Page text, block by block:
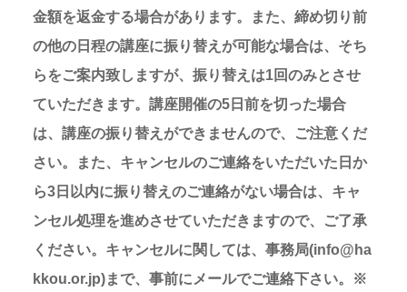
金額を返金する場合があります。また、締め切り前
の他の日程の講座に振り替えが可能な場合は、そち
らをご案内致しますが、振り替えは1回のみとさせ
ていただきます。講座開催の5日前を切った場合
は、講座の振り替えができませんので、ご注意くだ
さい。また、キャンセルのご連絡をいただいた日か
ら3日以内に振り替えのご連絡がない場合は、キャ
ンセル処理を進めさせていただきますので、ご了承
ください。キャンセルに関しては、事務局(info@ha
kkou.or.jp)まで、事前にメールでご連絡下さい。※